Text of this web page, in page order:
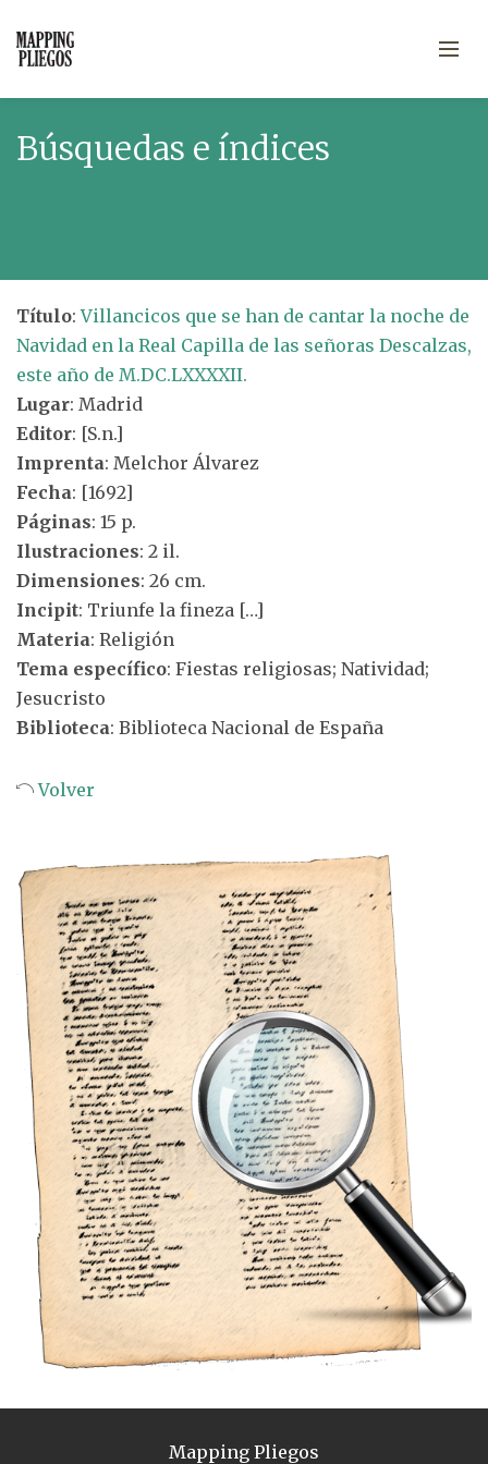
Búsquedas e índices
Título:Villancicos que se han de cantar la noche de
Navidad en la Real Capilla de las señoras Descalzas,
este año de M.DC.LXXXXII.
Lugar: Madrid
Editor: [S.n.]
Imprenta: Melchor Álvarez
Fecha: [1692]
Páginas: 15 p.
Ilustraciones: 2 il.
Dimensiones: 26 cm.
Incipit: Triunfe la fineza […]
Materia: Religión
Tema específico: Fiestas religiosas; Natividad;
Jesucristo
Biblioteca: Biblioteca Nacional de España
Volver
Mapping Pliegos